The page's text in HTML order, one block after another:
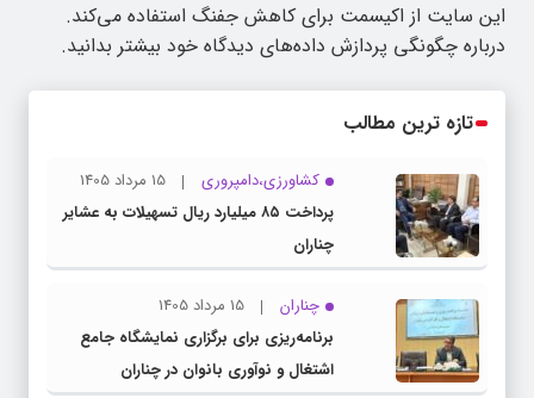
این سایت از اکیسمت برای کاهش جفنگ استفاده می‌کند.
درباره چگونگی پردازش داده‌های دیدگاه خود بیشتر بدانید.
تازه ترین مطالب
کشاورزی،دامپروری
15 مرداد 1405
پرداخت ۸۵ میلیارد ریال تسهیلات به عشایر
چناران
چناران
15 مرداد 1405
برنامه‌ریزی برای برگزاری نمایشگاه جامع
اشتغال و نوآوری بانوان در چناران